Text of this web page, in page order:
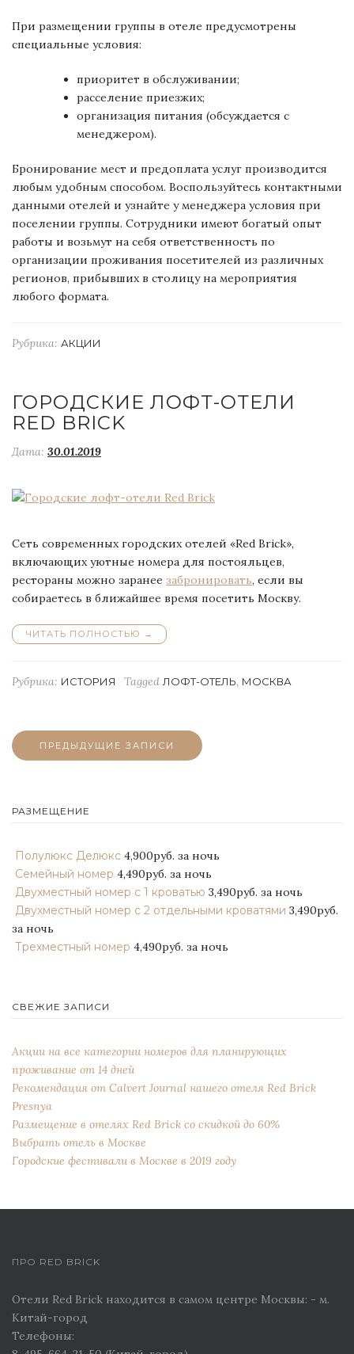
При размещении группы в отеле предусмотрены
специальные условия:
приоритет в обслуживании;
расселение приезжих;
организация питания (обсуждается с
менеджером).
Бронирование мест и предоплата услуг производится
любым удобным способом. Воспользуйтесь контактными
данными отелей и узнайте у менеджера условия при
поселении группы. Сотрудники имеют богатый опыт
работы и возьмут на себя ответственность по
организации проживания посетителей из различных
регионов, прибывших в столицу на мероприятия
любого формата.
Рубрика: АКЦИИ
ГОРОДСКИЕ ЛОФТ-ОТЕЛИ
RED BRICK
Дата: 30.01.2019
Сеть современных городских отелей «Red Brick»,
включающих уютные номера для постояльцев,
рестораны можно заранее забронировать, если вы
собираетесь в ближайшее время посетить Москву.
ЧИТАТЬ ПОЛНОСТЬЮ “ГОРОДСКИЕ
RED
BRICK”
→
Рубрика: ИСТОРИЯ TaggedЛОФТ-ОТЕЛЬ, МОСКВА
Навигация
по
ПРЕДЫДУЩИЕ ЗАПИСИ
РАЗМЕЩЕНИЕ
Полулюкс Делюкс 4,900руб. за ночь
Семейный номер 4,490руб. за ночь
Двухместный номер с 1 кроватью 3,490руб. за ночь
Двухместный номер с 2 отдельными кроватями 3,490руб.
за ночь
Трехместный номер 4,490руб. за ночь
СВЕЖИЕ ЗАПИСИ
Акции на все категории номеров для планирующих
проживание от 14 дней
Рекомендация от Сalvert Journal нашего отеля Red Brick
Presnya
Размещение в отелях Red Brick со скидкой до 60%
Выбрать отель в Москве
Городские фестивали в Москве в 2019 году
ПРО RED BRICK
Отели Red Brick находится в самом центре Москвы: - м.
Китай-город
Телефоны: